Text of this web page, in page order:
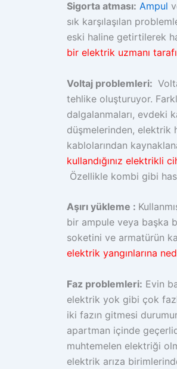
Sigorta atması: Ampul
sık karşılaşılan
eski haline getirtilerek
bir elektrik uzmanı
Voltaj problemleri:
tehlike oluşturuyor.
dalgalanmaları, evdeki
düşmelerinden, elektrik
kablolarından
kullandığınız elektrikli
Özellikle kombi gibi
Aşırı yükleme :
bir ampule veya başka
soketini ve armatürün
elektrik yangınlarına
Faz problemleri: Evin
elektrik yok gibi çok
iki fazın gitmesi
apartman içinde
muhtemelen elektriği
elektrik arıza